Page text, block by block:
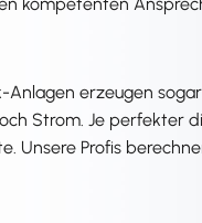
Anlagen erzeugen
Strom. Je perfekter
Unsere Profis